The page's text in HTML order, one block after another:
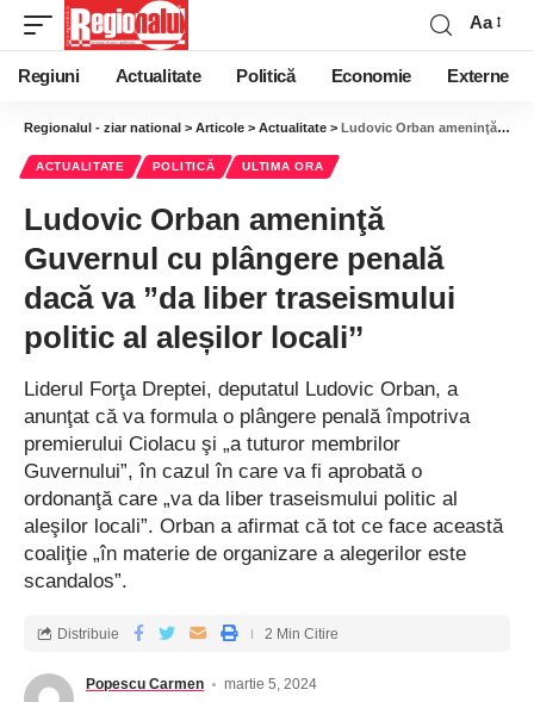
Aa
Regiuni Actualitate Politică Economie Externe
Regionalul - ziar national > Articole > Actualitate > Ludovic Orban ameninţă Guvernul cu plângere penală dacă va ”da liber traseismului politic al aleșilor locali’’
ACTUALITATE POLITICĂ ULTIMA ORA
Ludovic Orban ameninţă
Guvernul cu plângere penală
dacă va ”da liber traseismului
politic al aleșilor locali’’
Liderul Forţa Dreptei, deputatul Ludovic Orban, a
anunţat că va formula o plângere penală împotriva
premierului Ciolacu şi „a tuturor membrilor
Guvernului”, în cazul în care va fi aprobată o
ordonanţă care „va da liber traseismului politic al
aleşilor locali”. Orban a afirmat că tot ce face această
coaliţie „în materie de organizare a alegerilor este
scandalos”.
Popescu Carmen
martie 5, 2024
Distribuie 2 Min Citire